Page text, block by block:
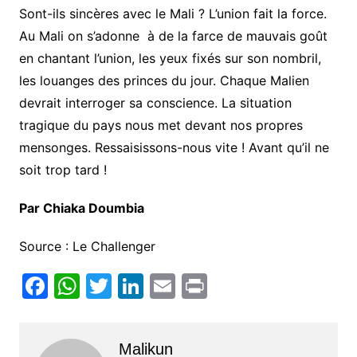
Sont-ils sincères avec le Mali ? L’union fait la force.
Au Mali on s’adonne à de la farce de mauvais goût
en chantant l’union, les yeux fixés sur son nombril,
les louanges des princes du jour. Chaque Malien
devrait interroger sa conscience. La situation
tragique du pays nous met devant nos propres
mensonges. Ressaisissons-nous vite ! Avant qu’il ne
soit trop tard !
Par Chiaka Doumbia
Source : Le Challenger
F
c
W
at
T
itt
Li
k
E Pr
Malikun